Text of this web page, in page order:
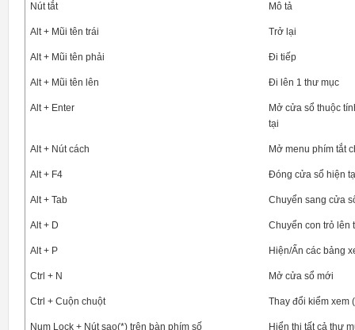
Nút tắt Mô tả
Alt + Mũi tên trái Trở lại
Alt + Mũi tên phải Đi tiếp
Alt + Mũi tên lên Đi lên 1 thư mục
Alt + Enter
Mở cửa sổ thuộc
tại
Alt + Nút cách Mở menu phím tắt
Alt + F4 Đóng cửa sổ hiện
Alt + Tab Chuyển sang cửa
Alt + D Chuyển con trỏ lên
Alt + P Hiện/Ẩn các bảng
Ctrl + N Mở cửa sổ mới
Ctrl + Cuộn chuột Thay đổi kiểm xem
Num Lock + Nút sao(*) trên bàn phím số Hiển thị tất cả thư